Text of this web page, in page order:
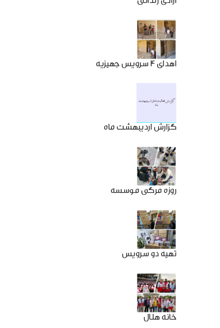
اهدای 4 سرویس جهیزیه
گزارش اردیبهشت ماه
روزه مرگی موسسه
تهیه دو سرویس
خانه هلال